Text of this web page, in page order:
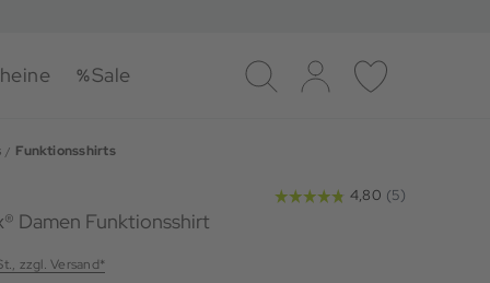
Sale
Suche Log-in Merkliste
Funktionsshirts
Damen Funktionsshirt
zzgl. Versand*